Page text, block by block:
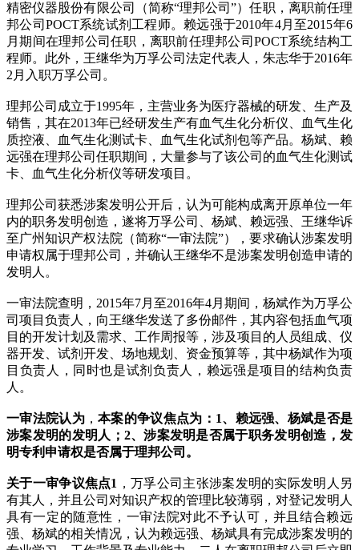
精密仪器股份有限公司（简称“理邦公司”）任职，离职前任理
邦公司POCT系统试剂工程师。赖远强于2010年4月至2015年6
月期间在理邦公司任职，离职前任理邦公司POCT系统结构工
程师。此外，王继华为万孚公司法定代表人，朱志华于2016年
2月入职万孚公司。
理邦公司成立于1995年，主营业务为医疗器械的研发、生产及
销售，其在2013年已经研发生产有血气生化分析仪、血气生化
质控液、血气生化测试卡、血气生化试剂包等产品。杨斌、赖
远强在理邦公司任职期间，大量参与了该公司的血气生化测试
卡、血气生化分析仪等研发项目。
理邦公司获悉涉案发明公开后，认为可能构成离开原单位一年
内的职务发明创造，遂将万孚公司、杨斌、赖远强、王继华诉
至广州知识产权法院（简称“一审法院”），要求确认涉案发明
申请权属于理邦公司，并确认王继华不是涉案发明创造申请的
发明人。
一审法院查明，2015年7月至2016年4月期间，杨斌作为万孚公
司项目负责人，向王继华发送了多份邮件，其内容包括血气项
目的开发计划及需求、工作周报等，涉及项目的人员组成、仪
器开发、试剂开发、场地规划、资金预算等，其中杨斌作为项
目负责人，同时也是试剂负责人，赖远强是项目的结构负责
人。
一审法院认为，本案的争议焦点为：1、赖远强、杨斌是否是
涉案发明的发明人；2、涉案发明是否属于职务发明创造，发
明专利申请权是否属于理邦公司。
关于一审争议焦点1 ，万孚公司主张涉案发明的实际发明人另
有其人，并且公司对知识产权的管理比较薄弱，对登记发明人
具有一定的随意性，一审法院对此不予认可，并且结合赖远
强、杨斌的相关情况，认为赖远强、杨斌具有完成涉案发明的